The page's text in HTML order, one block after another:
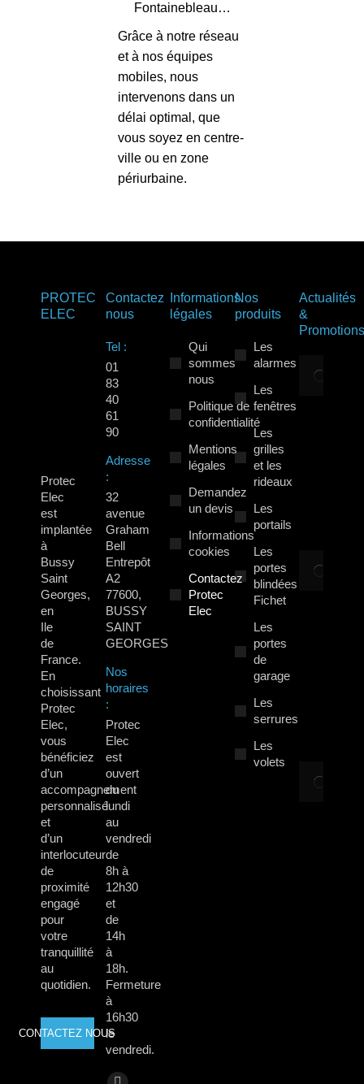
Fontainebleau…
Grâce à notre réseau
et à nos équipes
mobiles, nous
intervenons dans un
délai optimal, que
vous soyez en centre-
ville ou en zone
périurbaine.
PROTEC
ELEC
Protec
Elec
est
implantée
à
Bussy
Saint
Georges,
en
Ile
de
France.
En
choisissant
Protec
Elec,
vous
bénéficiez
d’un
accompagnement
personnalisé
et
d’un
interlocuteur
de
proximité
engagé
pour
votre
tranquillité
au
quotidien.
CONTACTEZ NOUS
Contactez
nous
Tel :
01
83
40
61
90
Adresse
:
32
avenue
Graham
Bell
Entrepôt
A2
77600,
BUSSY
SAINT
GEORGES
Nos
horaires
:
Protec
Elec
est
ouvert
du
lundi
au
vendredi
de
8h à
12h30
et
de
14h
à
18h.
Fermeture
à
16h30
le
vendredi.
Trouvez nous sur :
Informations
légales
Qui
sommes
nous
Politique de
confidentialité
Mentions
légales
Demandez
un devis
Informations
cookies
Contactez
Protec
Elec
Nos
produits
Les
alarmes
Les
fenêtres
Les
grilles
et les
rideaux
Les
portails
Les
portes
blindées
Fichet
Les
portes
de
garage
Les
serrures
Les
volets
Actualités
&